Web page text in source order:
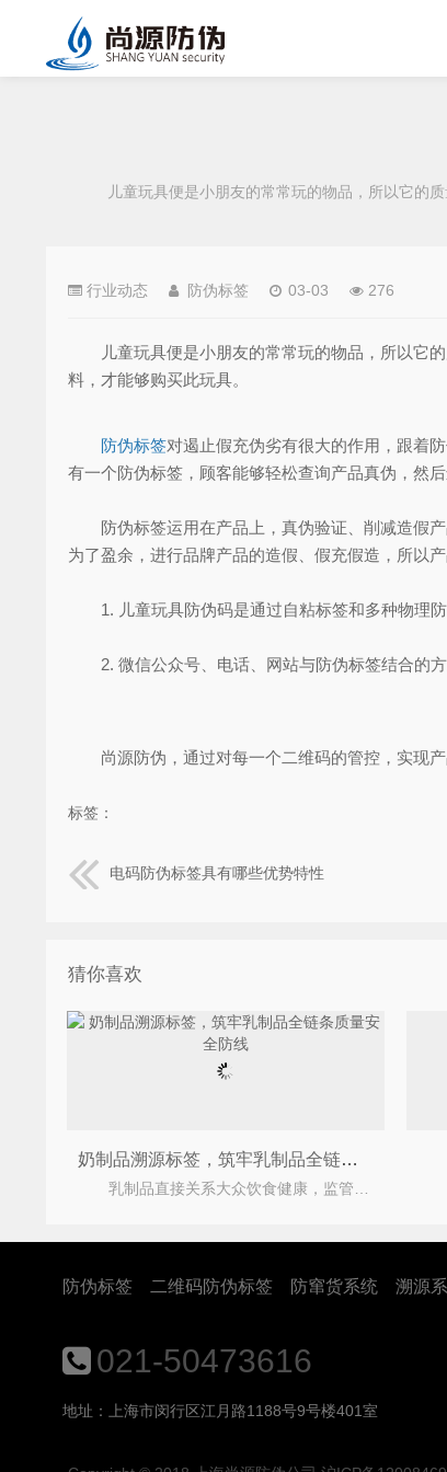
儿童玩具便是小朋友的常常玩的物品，所以它的质
行业动态 防伪标签 03-03 276
儿童玩具便是小朋友的常常玩的物品，所以它的
料，才能够购买此玩具。
防伪标签对遏止假充伪劣有很大的作用，跟着
有一个防伪标签，顾客能够轻松查询产品真伪，然
防伪标签运用在产品上，真伪验证、削减造假产
为了盈余，进行品牌产品的造假、假充假造，所以
1. 儿童玩具防伪码是通过自粘标签和多种物理防
2. 微信公众号、电话、网站与防伪标签结合的方
尚源防伪，通过对每一个二维码的管控，实现产
标签：
电码防伪标签具有哪些优势特性
猜你喜欢
奶制品溯源标签，筑牢乳制品全链条质量安全防线
乳制品直接关系大众饮食健康，监管部门对奶源、生产加工、冷链运输、出厂检验的管控标准持续收
防伪标签 二维码防伪标签 防窜货系统 溯源
021-50473616
地址：上海市闵行区江月路1188号9号楼401室